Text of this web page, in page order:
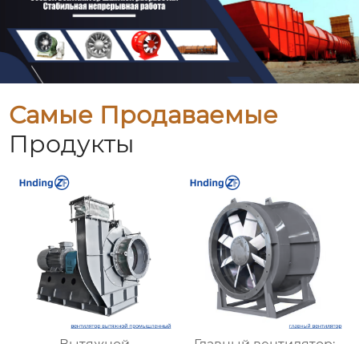
Самые Продаваемые
Продукты